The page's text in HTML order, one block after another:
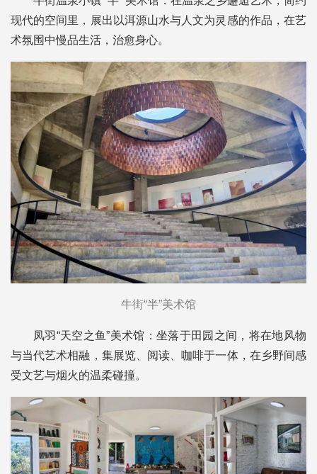
现代的空间里，展出以洱源山水与人文为灵感的作品，在艺
术氛围中慢品生活，治愈身心。
牛街“半”美术馆
凤羽“天空之鱼”美术馆：坐落于田园之间，将在地风物
与当代艺术相融，集展览、阅读、咖啡于一体，在乡野间感
受文艺与烟火的温柔碰撞。